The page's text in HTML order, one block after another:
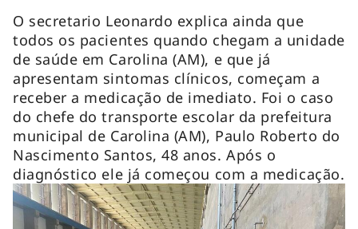
O secretario Leonardo explica ainda que
todos os pacientes quando chegam a unidade
de saúde em Carolina (AM), e que já
apresentam sintomas clínicos, começam a
receber a medicação de imediato. Foi o caso
do chefe do transporte escolar da prefeitura
municipal de Carolina (AM), Paulo Roberto do
Nascimento Santos, 48 anos. Após o
diagnóstico ele já começou com a medicação.